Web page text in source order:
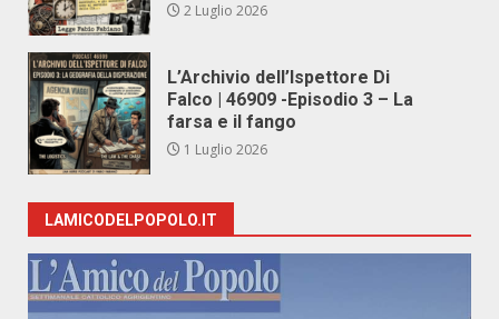
2 Luglio 2026
L’Archivio dell’Ispettore Di
Falco | 46909 -Episodio 3 – La
farsa e il fango
1 Luglio 2026
LAMICODELPOPOLO.IT